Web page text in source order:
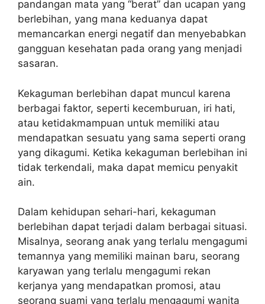
pandangan mata yang “berat” dan ucapan yang
berlebihan, yang mana keduanya dapat
memancarkan energi negatif dan menyebabkan
gangguan kesehatan pada orang yang menjadi
sasaran.
Kekaguman berlebihan dapat muncul karena
berbagai faktor, seperti kecemburuan, iri hati,
atau ketidakmampuan untuk memiliki atau
mendapatkan sesuatu yang sama seperti orang
yang dikagumi. Ketika kekaguman berlebihan ini
tidak terkendali, maka dapat memicu penyakit
ain.
Dalam kehidupan sehari-hari, kekaguman
berlebihan dapat terjadi dalam berbagai situasi.
Misalnya, seorang anak yang terlalu mengagumi
temannya yang memiliki mainan baru, seorang
karyawan yang terlalu mengagumi rekan
kerjanya yang mendapatkan promosi, atau
seorang suami yang terlalu mengagumi wanita